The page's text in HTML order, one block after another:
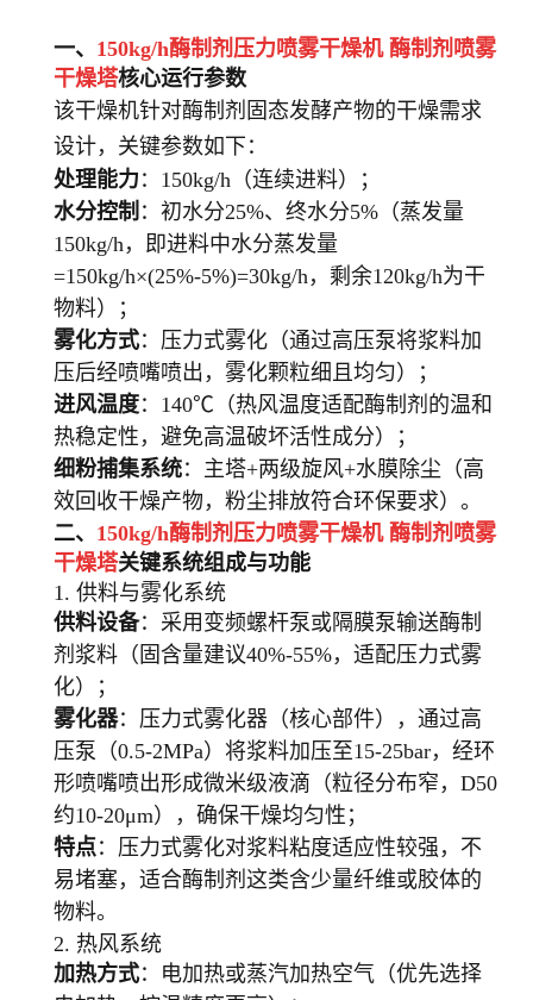
一、 150kg/h酶制剂压力喷雾干燥机 酶制剂喷雾
干燥塔核心运行参数
该干燥机针对酶制剂固态发酵产物的干燥需求
设计，关键参数如下：
处理能力 ：150kg/h（连续进料）；
水分控制 ：初水分25%、终水分5%（蒸发量
150kg/h，即进料中水分蒸发量
=150kg/h×(25%-5%)=30kg/h，剩余120kg/h为干
物料）；
雾化方式：压力式雾化（通过高压泵将浆料加
压后经喷嘴喷出，雾化颗粒细且均匀）；
进风温度：140℃（热风温度适配酶制剂的温和
热稳定性，避免高温破坏活性成分）；
细粉捕集系统：主塔+两级旋风+水膜除尘（高
效回收干燥产物，粉尘排放符合环保要求）。
二、 150kg/h酶制剂压力喷雾干燥机 酶制剂喷雾
干燥塔关键系统组成与功能
1. 供料与雾化系统
供料设备：采用变频螺杆泵或隔膜泵输送酶制
剂浆料（固含量建议40%-55%，适配压力式雾
化）；
雾化器：压力式雾化器（核心部件），通过高
压泵（0.5-2MPa）将浆料加压至15-25bar，经环
形喷嘴喷出形成微米级液滴（粒径分布窄，D50
约10-20μm），确保干燥均匀性；
特点：压力式雾化对浆料粘度适应性较强，不
易堵塞，适合酶制剂这类含少量纤维或胶体的
物料。
2. 热风系统
加热方式：电加热或蒸汽加热空气（优先选择